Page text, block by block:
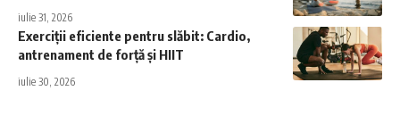
iulie 31, 2026
Exerciții eficiente pentru slăbit: Cardio,
antrenament de forță și HIIT
iulie 30, 2026